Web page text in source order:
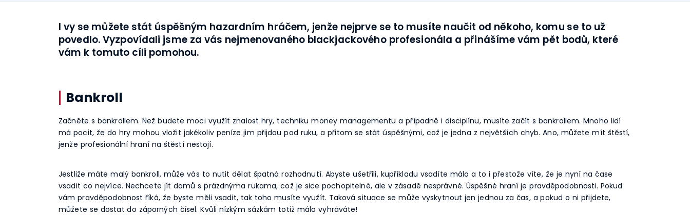
I vy se můžete stát úspěšným hazardním hráčem, jenže nejprve se to musíte naučit od někoho, komu se to už
povedlo. Vyzpovídali jsme za vás nejmenovaného blackjackového profesionála a přinášíme vám pět bodů, které
vám k tomuto cíli pomohou.
Bankroll
Začněte s bankrollem. Než budete moci využít znalost hry, techniku money managementu a případně i disciplínu, musíte začít s bankrollem. Mnoho lidí
má pocit, že do hry mohou vložit jakékoliv peníze jim přijdou pod ruku, a přitom se stát úspěšnými, což je jedna z největších chyb. Ano, můžete mít štěstí,
jenže profesionální hraní na štěstí nestojí.
Jestliže máte malý bankroll, může vás to nutit dělat špatná rozhodnutí. Abyste ušetřili, kupříkladu vsadíte málo a to i přestože víte, že je nyní na čase
vsadit co nejvíce. Nechcete jít domů s prázdnýma rukama, což je sice pochopitelné, ale v zásadě nesprávné. Úspěšné hraní je pravděpodobnosti. Pokud
vám pravděpodobnost říká, že byste měli vsadit, tak toho musíte využít. Taková situace se může vyskytnout jen jednou za čas, a pokud o ni přijdete,
můžete se dostat do záporných čísel. Kvůli nízkým sázkám totiž málo vyhráváte!